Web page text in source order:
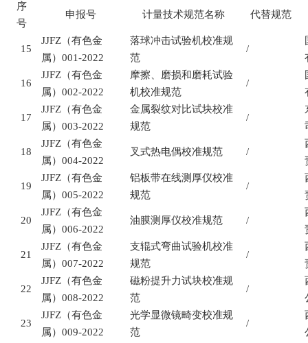
序
号
申报号 计量技术规范名称 代替规范
15
JJFZ （有色金
属） 001-2022
落球冲击试验机校准规
范
/
16
JJFZ （有色金
属） 002-2022
摩擦、磨损和磨耗试验
机校准规范
/
17
JJFZ （有色金
属） 003-2022
金属裂纹对比试块校准
规范
/
18
JJFZ （有色金
属） 004-2022
叉式热电偶校准规范 /
19
JJFZ （有色金
属） 005-2022
铝板带在线测厚仪校准
规范
/
20
JJFZ （有色金
属） 006-2022
油膜测厚仪校准规范 /
21
JJFZ （有色金
属） 007-2022
支辊式弯曲试验机校准
规范
/
22
JJFZ （有色金
属） 008-2022
磁粉提升力试块校准规
范
/
23
JJFZ （有色金
属） 009-2022
光学显微镜畸变校准规
范
/